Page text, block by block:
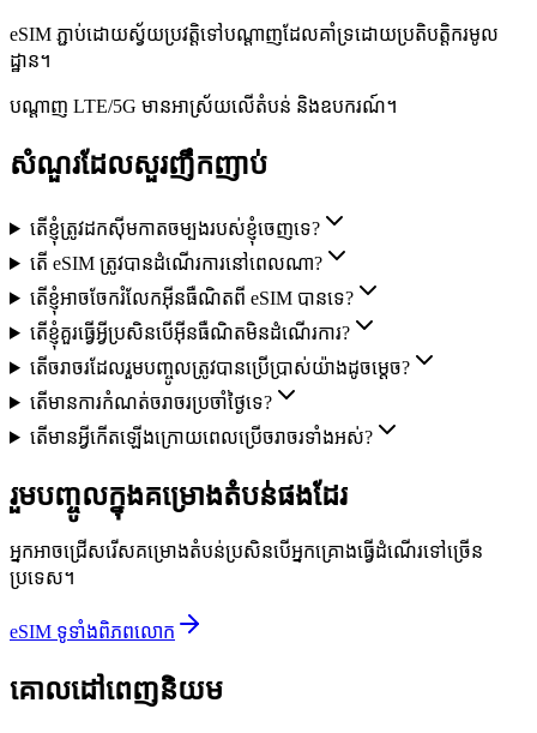
eSIM ភ្ជាប់ដោយស្វ័យប្រវត្តិទៅបណ្ដាញដែលគាំទ្រដោយប្រតិបត្តិករមូល
ដ្ឋាន។
បណ្ដាញ LTE/5G មានអាស្រ័យលើតំបន់ និងឧបករណ៍។
សំណួរដែលសួរញឹកញាប់
តើខ្ញុំត្រូវដកស៊ីមកាតចម្បងរបស់ខ្ញុំចេញទេ?
តើ eSIM ត្រូវបានដំណើរការនៅពេលណា?
តើខ្ញុំអាចចែករំលែកអ៊ីនធឺណិតពី eSIM បានទេ?
តើខ្ញុំគួរធ្វើអ្វីប្រសិនបើអ៊ីនធឺណិតមិនដំណើរការ?
តើចរាចរដែលរួមបញ្ចូលត្រូវបានប្រើប្រាស់យ៉ាងដូចម្ដេច?
តើមានការកំណត់ចរាចរប្រចាំថ្ងៃទេ?
តើមានអ្វីកើតឡើងក្រោយពេលប្រើចរាចរទាំងអស់?
រួមបញ្ចូលក្នុងគម្រោងតំបន់ផងដែរ
អ្នកអាចជ្រើសរើសគម្រោងតំបន់ប្រសិនបើអ្នកគ្រោងធ្វើដំណើរទៅច្រើន
ប្រទេស។
eSIM ទូទាំងពិភពលោក
គោលដៅពេញនិយម